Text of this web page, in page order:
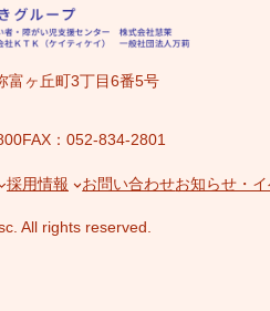
富ヶ丘町3丁目6番5号
FAX：052-834-2801
採用情報 お問い合わせお知らせ・
All rights reserved.